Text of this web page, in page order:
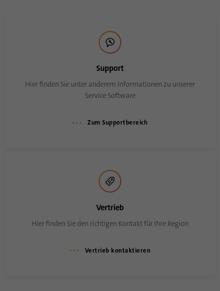
Support
Hier finden Sie unter anderem Informationen zu unserer
Service Software
Zum Supportbereich
Vertrieb
Hier finden Sie den richtigen Kontakt für Ihre Region
Vertrieb kontaktieren
.linkedin.com
Zweck
Mit diesem Cookie wird gespeichert, wann
eine Synchronisierung mit dem Cookie
„lms_analytics cookie“ stattgefunden hat.
UserMatchHistory
Dieses Cookie wird für den ID-
Synchronisierungsprozess gesetzt. Es
Synchronisierung, um häufig wiederholte